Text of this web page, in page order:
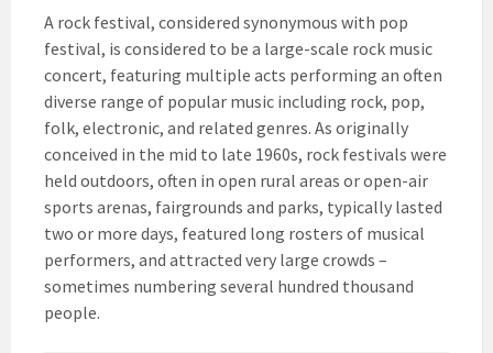
A rock festival, considered synonymous with pop
festival, is considered to be a large-scale rock music
concert, featuring multiple acts performing an often
diverse range of popular music including rock, pop,
folk, electronic, and related genres. As originally
conceived in the mid to late 1960s, rock festivals were
held outdoors, often in open rural areas or open-air
sports arenas, fairgrounds and parks, typically lasted
two or more days, featured long rosters of musical
performers, and attracted very large crowds –
sometimes numbering several hundred thousand
people.